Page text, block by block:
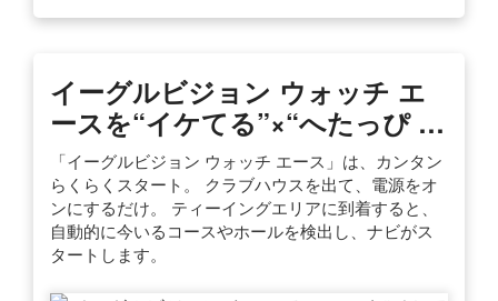
イーグルビジョン ウォッチ エ
ースを“イケてる”×“へたっぴ …
「イーグルビジョン ウォッチ エース」は、カンタン
らくらくスタート。 クラブハウスを出て、電源をオ
ンにするだけ。 ティーイングエリアに到着すると、
自動的に今いるコースやホールを検出し、ナビがス
タートします。